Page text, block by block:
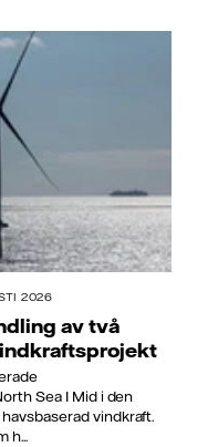
2026
av två
Sea I Mid i den
vindkraft.
h...